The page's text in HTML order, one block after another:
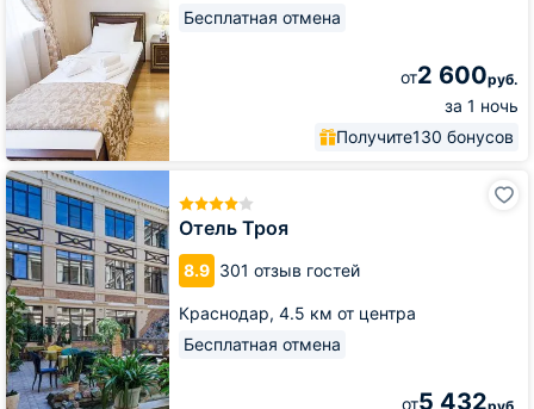
Бесплатная отмена
от2 600руб.
за 1 ночь
Получите130 бонусов
Отель Троя
8.9 301 отзыв гостей
Краснодар, 4.5 км от центра
Бесплатная отмена
от5 432руб.
Отель
Троя